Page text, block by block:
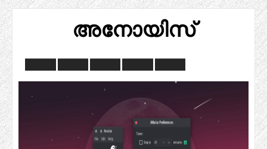
അനോയിസ്